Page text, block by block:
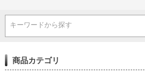
キーワードから探す
商品カテゴリ